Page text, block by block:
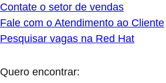
Contate o setor de vendas
Fale com o Atendimento ao Cliente
Pesquisar vagas na Red Hat
Quero encontrar: